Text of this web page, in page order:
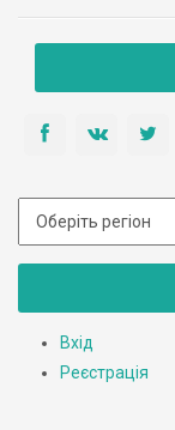
Вхід
Реєстрація